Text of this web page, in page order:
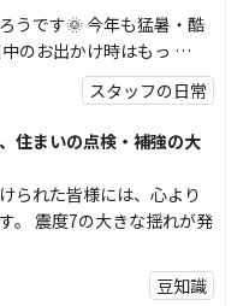
うです🌞 今年も猛暑・酷
のお出かけ時はもっ …
スタッフの日常
住まいの点検・補強の大
られた皆様には、心より
。 震度7の大きな揺れが発
豆知識